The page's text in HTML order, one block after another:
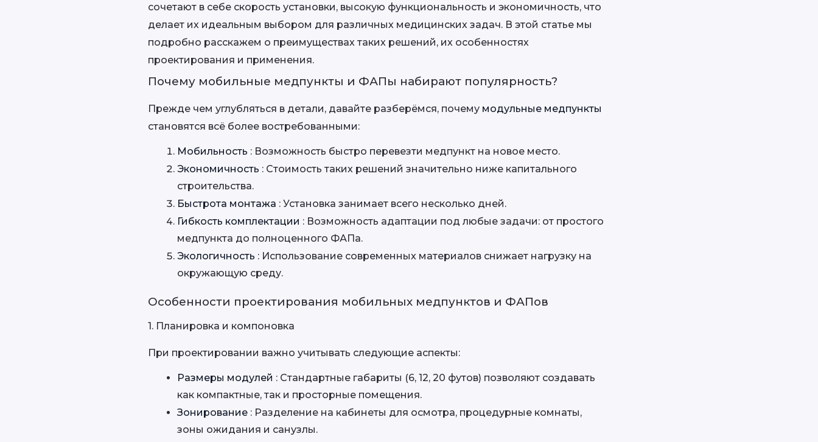
сочетают в себе скорость установки, высокую функциональность и экономичность, что
делает их идеальным выбором для различных медицинских задач. В этой статье мы
подробно расскажем о преимуществах таких решений, их особенностях
проектирования и применения.
Почему мобильные медпункты и ФАПы набирают популярность?
Прежде чем углубляться в детали, давайте разберёмся, почему
становятся всё более востребованными:
Мобильность : Возможность быстро перевезти медпункт на новое место.
Экономичность : Стоимость таких решений значительно ниже капитального
строительства.
Быстрота монтажа : Установка занимает всего несколько дней.
Гибкость комплектации : Возможность адаптации под любые задачи: от простого
медпункта до полноценного ФАПа.
Экологичность : Использование современных материалов снижает нагрузку на
окружающую среду.
Особенности проектирования мобильных медпунктов и ФАПов
1. Планировка и компоновка
При проектировании важно учитывать следующие аспекты:
Размеры модулей : Стандартные габариты (6, 12, 20 футов) позволяют создавать
как компактные, так и просторные помещения.
Зонирование : Разделение на кабинеты для осмотра, процедурные комнаты,
зоны ожидания и санузлы.